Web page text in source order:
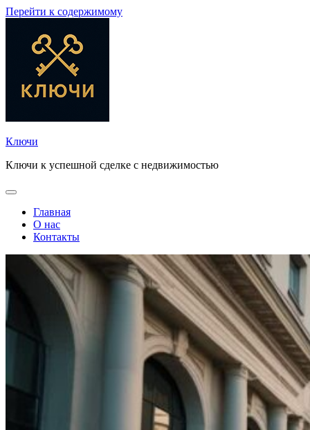
Перейти к содержимому
Ключи
Ключи к успешной сделке с недвижимостью
Главная
О нас
Контакты